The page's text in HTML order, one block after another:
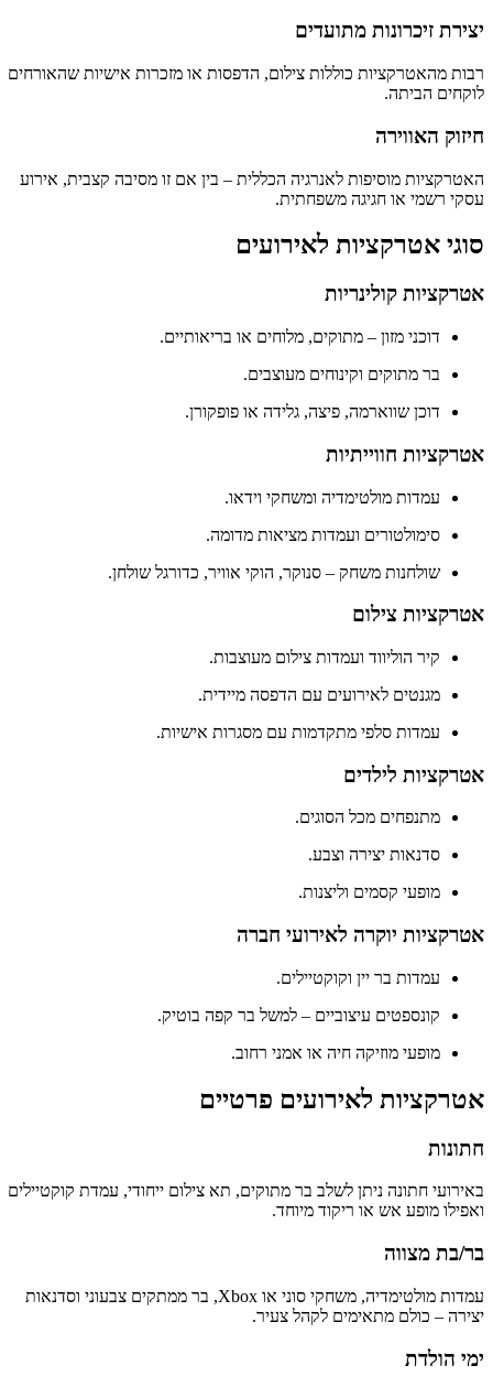
יצירת זיכרונות מתועדים
רבות מהאטרקציות כוללות צילום, הדפסות או מזכרות אישיות שהאורחים
לוקחים הביתה.
חיזוק האווירה
האטרקציות מוסיפות לאנרגיה הכללית – בין אם זו מסיבה קצבית, אירוע
עסקי רשמי או חגיגה משפחתית.
סוגי אטרקציות לאירועים
אטרקציות קולינריות
דוכני מזון – מתוקים, מלוחים או בריאותיים.
בר מתוקים וקינוחים מעוצבים.
דוכן שווארמה, פיצה, גלידה או פופקורן.
אטרקציות חווייתיות
עמדות מולטימדיה ומשחקי וידאו.
סימולטורים ועמדות מציאות מדומה.
שולחנות משחק – סנוקר, הוקי אוויר, כדורגל שולחן.
אטרקציות צילום
קיר הוליווד ועמדות צילום מעוצבות.
מגנטים לאירועים עם הדפסה מיידית.
עמדות סלפי מתקדמות עם מסגרות אישיות.
אטרקציות לילדים
מתנפחים מכל הסוגים.
סדנאות יצירה וצבע.
מופעי קסמים וליצנות.
אטרקציות יוקרה לאירועי חברה
עמדות בר יין וקוקטיילים.
קונספטים עיצוביים – למשל בר קפה בוטיק.
מופעי מוזיקה חיה או אמני רחוב.
אטרקציות לאירועים פרטיים
חתונות
באירועי חתונה ניתן לשלב בר מתוקים, תא צילום ייחודי, עמדת קוקטיילים
ואפילו מופע אש או ריקוד מיוחד.
בר/בת מצווה
עמדות מולטימדיה, משחקי סוני או Xbox, בר ממתקים צבעוני וסדנאות
יצירה – כולם מתאימים לקהל צעיר.
ימי הולדת